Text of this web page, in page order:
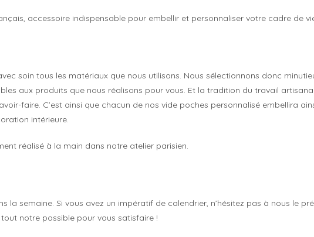
accessoire indispensable pour embellir et personnaliser votre cadre de
soin tous les matériaux que nous utilisons. Nous sélectionnons donc
aux produits que nous réalisons pour vous. Et la tradition du travail
faire. C’est ainsi que chacun de nos vide poches personnalisé embellira
intérieure.
réalisé à la main dans notre atelier parisien.
la semaine. Si vous avez un impératif de calendrier, n’hésitez pas à nous le
notre possible pour vous satisfaire !